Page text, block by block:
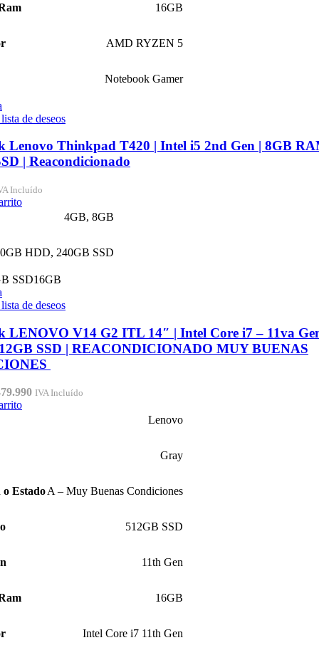
16GB
AMD RYZEN 5
Notebook Gamer
de deseos
Lenovo Thinkpad T420 | Intel i5 2nd Gen | 8GB
| Reacondicionado
Incluído
4GB, 8GB
HDD, 240GB SSD
SSD16GB
de deseos
LENOVO V14 G2 ITL 14″ | Intel Core i7 – 11va
SSD | REACONDICIONADO MUY BUENAS
ElIVA Incluído
Lenovo
Gray
EstadoA – Muy Buenas Condiciones
512GB SSD
11th Gen
16GB
Intel Core i7 11th Gen